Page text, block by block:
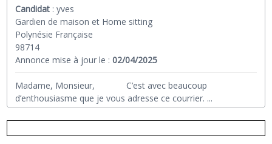
Candidat :yves
Gardien de maison et Home sitting
Polynésie Française
98714
Annonce mise à jour le :02/04/2025
Madame, Monsieur, C’est avec beaucoup
d’enthousiasme que je vous adresse ce courrier. ...